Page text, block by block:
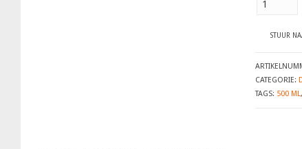
winkelschep
aantal
STUUR
CATEGORIE:
TAGS: 500 ML,